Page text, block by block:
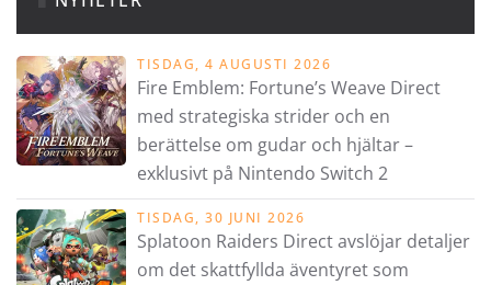
TISDAG, 4 AUGUSTI 2026
Fire Emblem: Fortune’s Weave Direct
med strategiska strider och en
berättelse om gudar och hjältar –
exklusivt på Nintendo Switch 2
TISDAG, 30 JUNI 2026
Splatoon Raiders Direct avslöjar detaljer
om det skattfyllda äventyret som